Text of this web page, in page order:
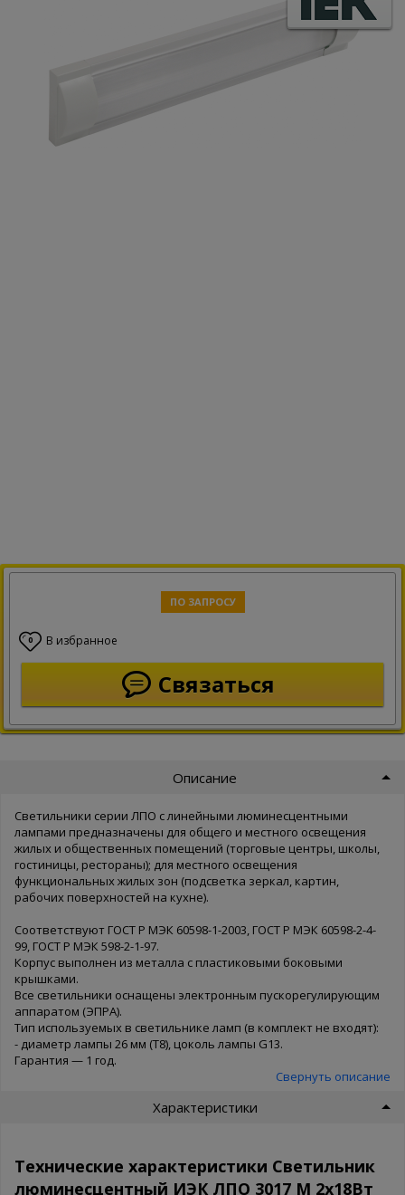
ПО ЗАПРОСУ
0 В избранное
Связаться
Описание
Светильники серии ЛПО с линейными люминесцентными
лампами предназначены для общего и местного освещения
жилых и общественных помещений (торговые центры, школы,
гостиницы, рестораны); для местного освещения
функциональных жилых зон (подсветка зеркал, картин,
рабочих поверхностей на кухне).
Соответствуют ГОСТ Р МЭК 60598-1-2003, ГОСТ Р МЭК 60598-2-4-
99, ГОСТ Р МЭК 598-2-1-97.
Корпус выполнен из металла с пластиковыми боковыми
крышками.
Все светильники оснащены электронным пускорегулирующим
аппаратом (ЭПРА).
Тип используемых в светильнике ламп (в комплект не входят):
- диаметр лампы 26 мм (T8), цоколь лампы G13.
Гарантия — 1 год.
Свернуть описание
Характеристики
Технические характеристики Светильник
люминесцентный ИЭК ЛПО 3017 М 2х18Вт